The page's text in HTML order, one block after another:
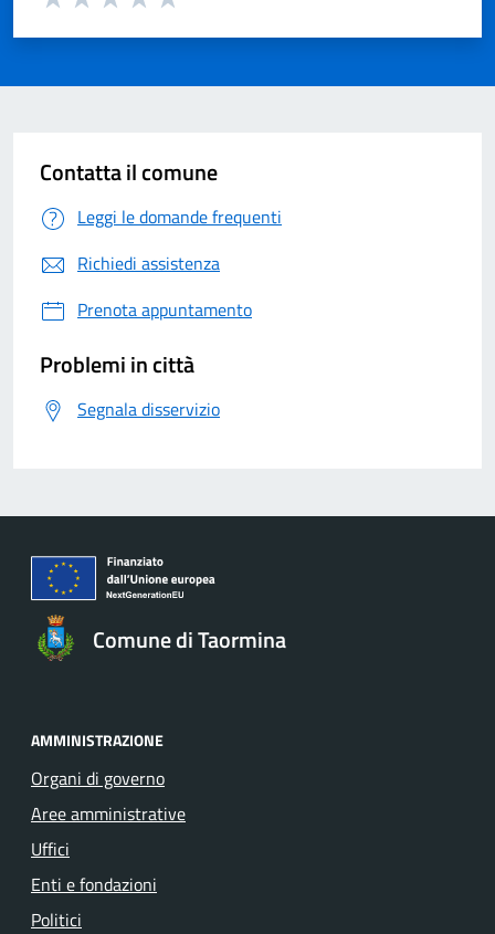
Contatta il comune
Leggi le domande frequenti
Richiedi assistenza
Prenota appuntamento
Problemi in città
Segnala disservizio
Comune di Taormina
AMMINISTRAZIONE
Organi di governo
Aree amministrative
Uffici
Enti e fondazioni
Politici